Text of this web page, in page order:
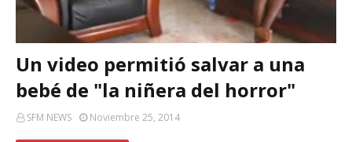
Un video permitió salvar a una
bebé de "la niñera del horror"
SFM NEWS Noviembre 25, 2014